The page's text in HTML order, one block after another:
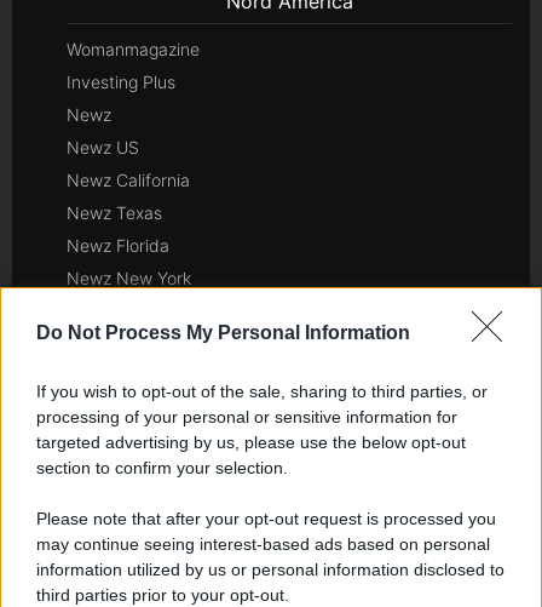
Do Not Process My Personal Information
If you wish to opt-out of the sale, sharing to third parties, or
processing of your personal or sensitive information for
targeted advertising by us, please use the below opt-out
section to confirm your selection.
Please note that after your opt-out request is processed you
may continue seeing interest-based ads based on personal
information utilized by us or personal information disclosed to
third parties prior to your opt-out.
Womanmagazine
Investing Plus
Newz
Newz US
Newz California
Newz Texas
Newz Florida
Newz New York
Newz Illinois
Gameland
Hig Tech Mag
Scoop Mag
Motors Magazine 365
Day Travel 365